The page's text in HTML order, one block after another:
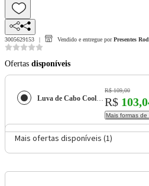
3005629153 Vendido e entregue por Presentes
Ofertas disponíveis
Luva de Cabo Cool Tool Silicone Laranja Le Creuset
R$ 109,00
R$
Mais formas
Mais ofertas disponíveis (1)